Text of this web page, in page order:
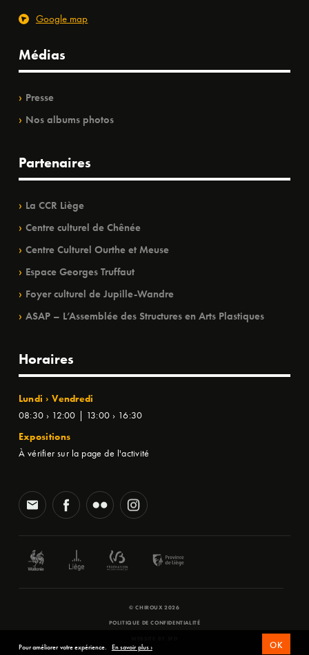
Google map
Médias
Presse
Nos albums photos
Partenaires
La CCR Liège
Centre culturel de Chênée
Centre Culturel Ourthe et Meuse
Espace Georges Truffaut
Foyer culturel de Jupille-Wandre
ASAP – L’Assemblée des Structures en Arts Plastiques
Horaires
Lundi › Vendredi
08:30 › 12:00 | 13:00 › 16:30
Expositions
À vérifier sur la page de l'activité
© CHIROUX 2026
POLITIQUE DE CONFIDENTIALITÉ
Pour améliorer votre expérience. En savoir plus › OK